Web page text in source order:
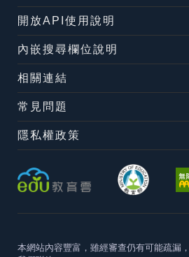
開放API使用說明
內嵌搜尋欄位說明
相關連結
常見問題
隱私權政策
本網站內容豐富，雖經審查仍有可能疏漏，